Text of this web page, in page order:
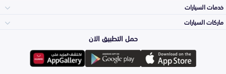
المكائن، القيرات
وملحقاتها
لوازم الرحلات
خدمات السيارات
الأكثر مبيعاً
ماركات السيارات
تويوتا
حمل التطبيق الان